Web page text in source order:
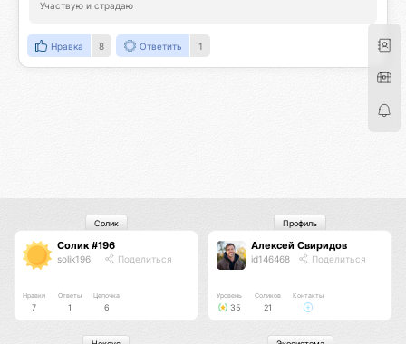
Участвую и страдаю
Нравка 8 Ответить 1
Солик #196
solik196 Поделиться
Нравки
7
Ответы
1
Цепочка
6
Солик
Алексей Свиридов
id146468 Поделиться
Уровень
35
Соликов
21
Контакты
Профиль